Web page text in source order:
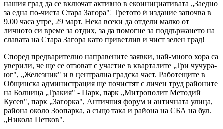
нашия град да се включат активно в екоинициативата „Заедно
за една по-чиста Стара Загора"! Третото ѝ издание започва в
9.00 часа утре, 29 март. Нека всеки да отдели малко от
личното си време за отдих, за да помогне за поддържането на
славата на Стара Загора като приветлив и чист зелен град!
Според предварително направените заявки, най-много хора са
уверили, че ще се отзоват с участие в кварталите „Три чучура-
юг", „Железник" и в централна градска част. Работещите в
Общинска администрация ще почистят с личен труд районите
на Болница „Тракия" - Парк, парк „Митрополит Методий
Кусев", парк „Загорка", Античния форум и античната улица,
района около Зоопарка, а също така и района на СБА на бул.
„Никола Петков".